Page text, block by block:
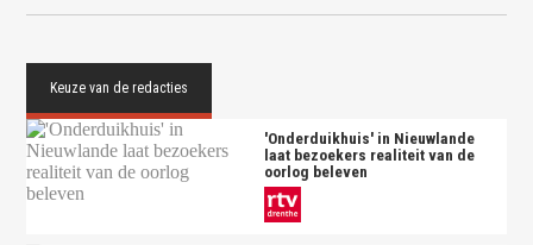
'Onderduikhuis' in Nieuwlande
laat bezoekers realiteit van de
oorlog beleven